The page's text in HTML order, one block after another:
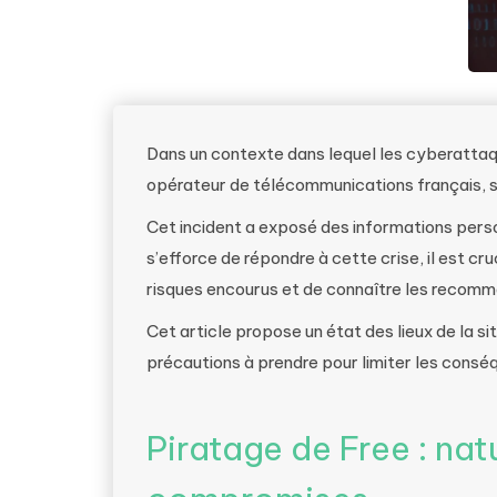
Dans un contexte dans lequel les
opérateur de télécommunications français,
Cet incident a exposé des informations
s’efforce de répondre à cette crise, il est
risques encourus et de connaître les
Cet article propose un état des lieux de la
précautions à prendre pour limiter les
Piratage de Free :